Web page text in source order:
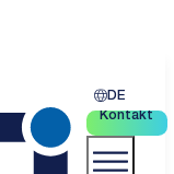
DE
Kontakt